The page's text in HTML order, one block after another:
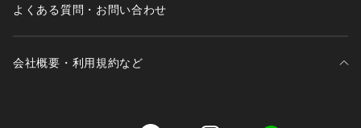
よくある質問・お問い合わせ
会社概要・利用規約など